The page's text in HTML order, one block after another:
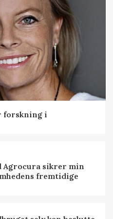
forskning i
Agrocura sikrer min
fremtidige